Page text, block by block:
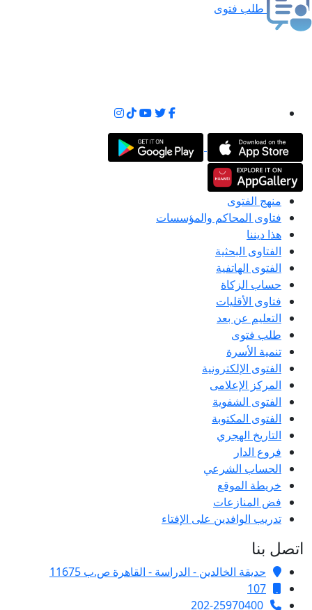
طلب فتوى
منهج الفتوى
فتاوى المحاكم والمؤسسات
هذا ديننا
الفتاوى البحثية
الفتوى الهاتفية
حساب الزكاة
فتاوى الأقليات
التعليم عن بعد
طلب فتوى
تنمية الأسرة
الفتوى الإلكترونية
المركز الإعلامى
الفتوى الشفوية
الفتوى المكتوبة
التاريخ الهجري
فروع الدار
الحساب الشرعي
خريطة الموقع
فض المنازعات
تدريب الوافدين على الإفتاء
اتصل بنا
حديقة الخالدين - الدراسة - القاهرة ص.ب 11675
107
202-25970400